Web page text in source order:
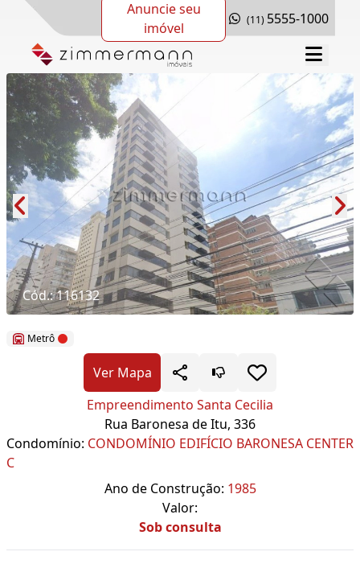
Anuncie seu
imóvel
(11) 5555-1000
Cód.: 116132
Metrô
Ver Mapa
Empreendimento Santa Cecilia
Rua Baronesa de Itu, 336
Condomínio: CONDOMÍNIO EDIFÍCIO BARONESA CENTER
C
Ano de Construção: 1985
Valor:
Sob consulta